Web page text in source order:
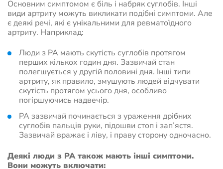
Основним симптомом є біль і набряк суглобів. Інші
види артриту можуть викликати подібні симптоми. Але
є деякі речі, які є унікальними для ревматоїдного
артриту. Наприклад:
Люди з РА мають скутість суглобів протягом
перших кількох годин дня. Зазвичай стан
полегшується у другій половині дня. Інші типи
артриту, як правило, змушують людей відчувати
скутість протягом усього дня, особливо
погіршуючись надвечір.
РА зазвичай починається з ураження дрібних
суглобів пальців руки, підошви стоп і зап’ястя.
Зазвичай вражає і ліву, і праву сторону одночасно.
Деякі люди з РА також мають інші симптоми.
Вони можуть включати: